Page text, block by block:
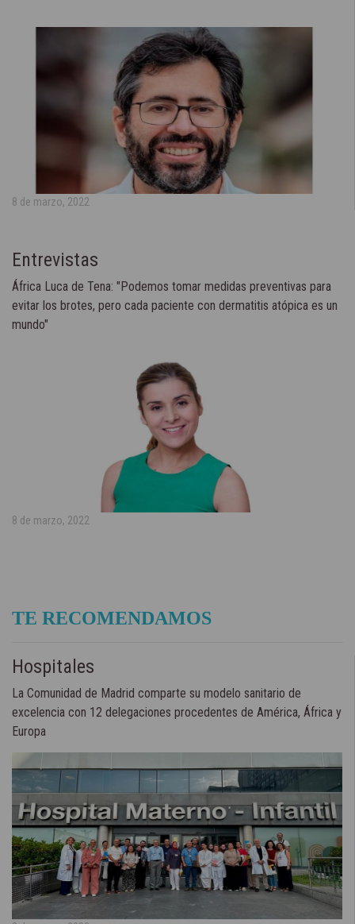
8 de marzo, 2022
Entrevistas
África Luca de Tena: "Podemos tomar medidas preventivas para
evitar los brotes, pero cada paciente con dermatitis atópica es un
mundo"
8 de marzo, 2022
TE RECOMENDAMOS
Hospitales
La Comunidad de Madrid comparte su modelo sanitario de
excelencia con 12 delegaciones procedentes de América, África y
Europa